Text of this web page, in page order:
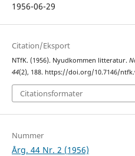
1956-06-29
Citation/Eksport
NTfK. (1956). Nyudkommen litteratur.
44(2), 188. https://doi.org/10.7146/
Citationsformater
Nummer
Årg. 44 Nr. 2 (1956)